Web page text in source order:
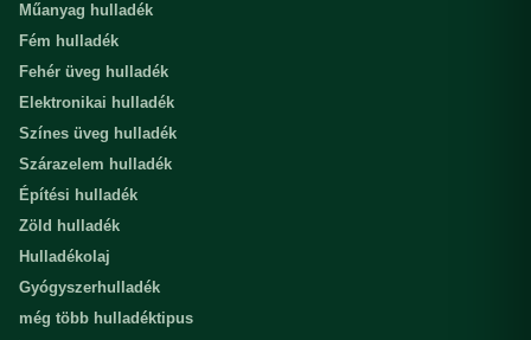
Műanyag hulladék
Fém hulladék
Fehér üveg hulladék
Elektronikai hulladék
Színes üveg hulladék
Szárazelem hulladék
Építési hulladék
Zöld hulladék
Hulladékolaj
Gyógyszerhulladék
még több hulladéktipus